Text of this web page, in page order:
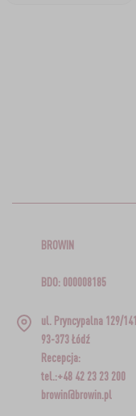
BROWIN
BDO: 000008185
ul. Pryncypalna 129/141
93-373 Łódź
Recepcja:
tel.:+48 42 23 23 200
browin@browin.pl